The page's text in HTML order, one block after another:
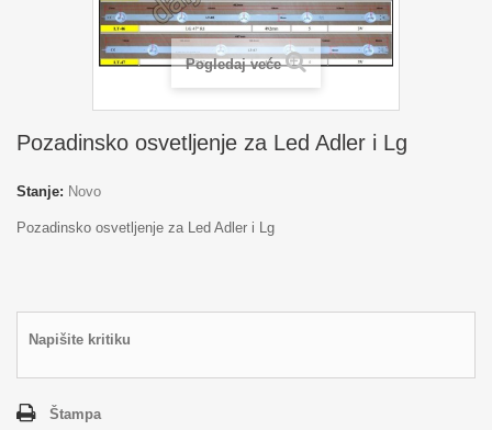
Pogledaj veće
Pozadinsko osvetljenje za Led Adler i Lg
Stanje: Novo
Pozadinsko osvetljenje za Led Adler i Lg
Napišite kritiku
Štampa